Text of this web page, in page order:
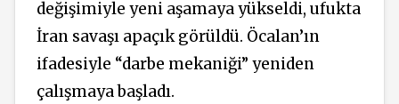
değişimiyle yeni aşamaya yükseldi, ufukta
İran savaşı apaçık görüldü. Öcalan’ın
ifadesiyle “darbe mekaniği” yeniden
çalışmaya başladı.